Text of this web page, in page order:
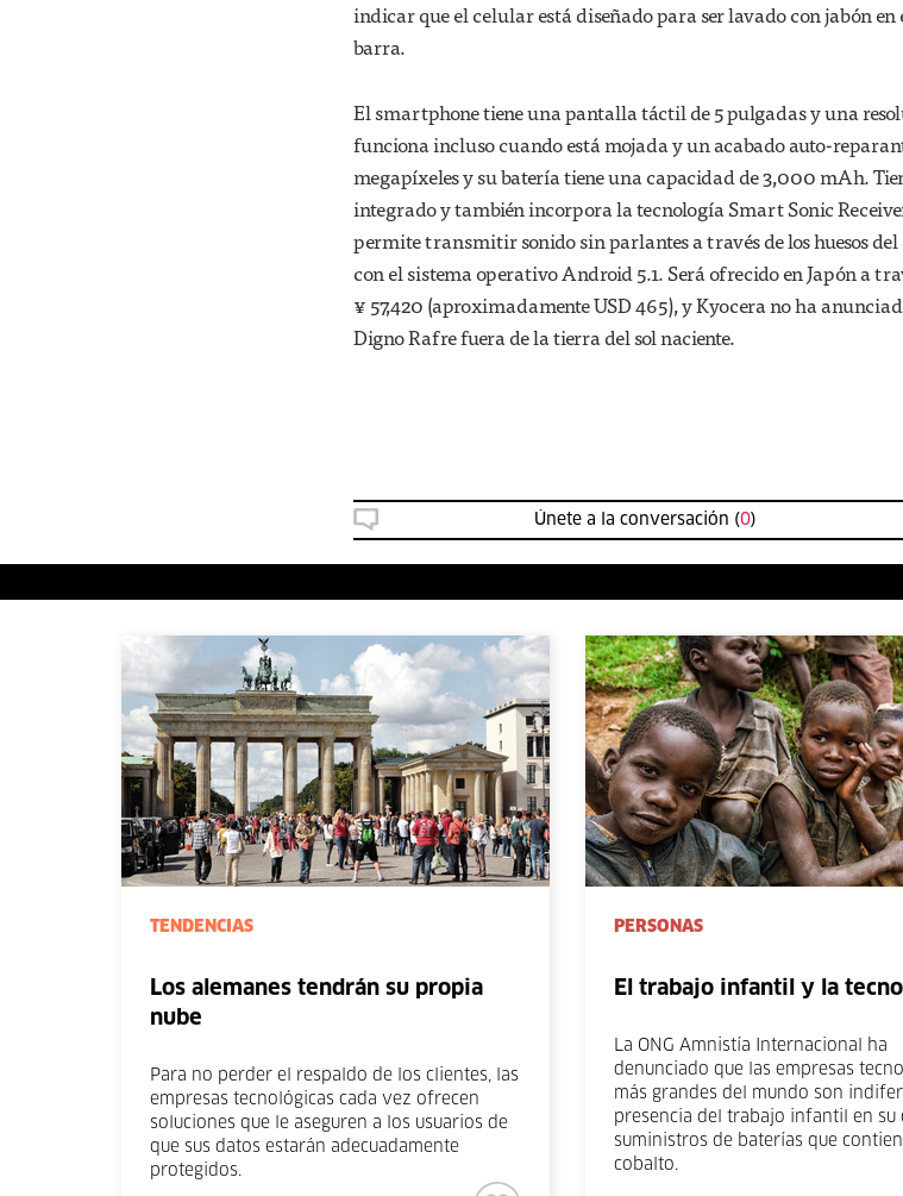
indicar que el celular está diseñado para ser lavado con jabón en
barra.
El smartphone tiene una pantalla táctil de 5 pulgadas y una
funciona incluso cuando está mojada y un acabado auto-
megapíxeles y su batería tiene una capacidad de 3,000 mAh.
integrado y también incorpora la tecnología Smart Sonic
permite transmitir sonido sin parlantes a través de los huesos
con el sistema operativo Android 5.1. Será ofrecido en Japón a
¥ 57,420 (aproximadamente USD 465), y Kyocera no ha
Digno Rafre fuera de la tierra del sol naciente.
Únete a la conversación (0)
TENDENCIAS
Los alemanes tendrán su propia
nube
Para no perder el respaldo de los clientes, las
empresas tecnológicas cada vez ofrecen
soluciones que le aseguren a los usuarios de
que sus datos estarán adecuadamente
protegidos.
PERSONAS
El trabajo infantil y la
La ONG Amnistía Internacional ha
denunciado que las empresas
más grandes del mundo son
presencia del trabajo infantil en su
suministros de baterías que
cobalto.